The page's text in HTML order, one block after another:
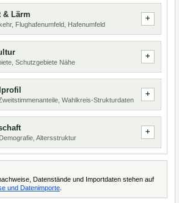
& Lärm
Flughafenumfeld, Hafenumfeld
Schutzgebiete Nähe
Wahlkreis-Strukturdaten
Altersstruktur
Datenstände und Importdaten stehen auf
und Datenimporte